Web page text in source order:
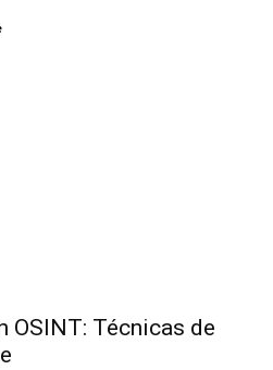
OSINT: Técnicas de